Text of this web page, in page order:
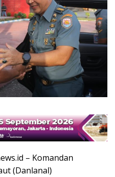
– Komandan
(Danlanal)